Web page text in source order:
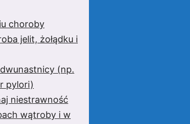
choroby
jelit, żołądku i
(np.
pylori)
niestrawność
wątroby i w